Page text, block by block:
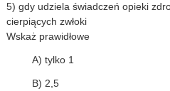
5) gdy udziela świadczeń opieki
cierpiących zwłoki
Wskaż prawidłowe
A) tylko 1
B) 2,5